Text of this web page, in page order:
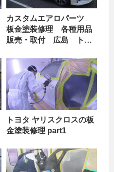
カスタムエアロパーツ
板金塗装修理 各種用品
販売・取付 広島 トヨ
トヨタ ヤリスクロスの板
金塗装修理 part1